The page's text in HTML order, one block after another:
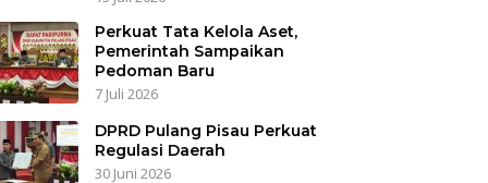
Perkuat Tata Kelola Aset,
Pemerintah Sampaikan
Pedoman Baru
7 Juli 2026
DPRD Pulang Pisau Perkuat
Regulasi Daerah
30 Juni 2026